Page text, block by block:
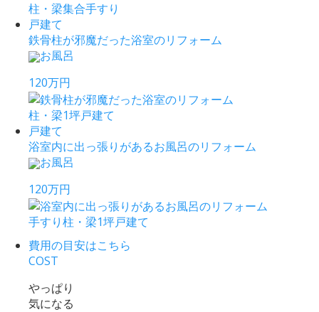
柱・梁集合手すり
戸建て
鉄骨柱が邪魔だった浴室のリフォーム
お風呂
120万円
柱・梁1坪戸建て
戸建て
浴室内に出っ張りがあるお風呂のリフォーム
お風呂
120万円
手すり柱・梁1坪戸建て
費用の目安はこちら
COST
やっぱり
気になる